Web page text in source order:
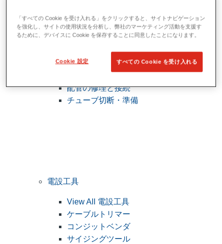
パイプレンチ & 配管用工具
View All パイプレンチ & 配管用工具
パイプレンチ
配管の修理と接続
チューブ切断・準備
電設工具
View All 電設工具
ケーブルトリマー
コンジットベンダ
サイジングツール
「すべての Cookie を受け入れる」をクリックすると、サイトナビゲーション
を強化し、サイトの使用状況を分析し、弊社のマーケティング活動を支援す
るために、デバイスに Cookie を保存することに同意したことになります。
Cookie 設定 すべての Cookie を受け入れる